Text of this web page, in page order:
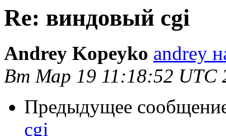
Re: виндовый cgi
Andrey Kopeyko andrey
Вт Мар 19 11:18:52 UTC
Предыдущее
cgi